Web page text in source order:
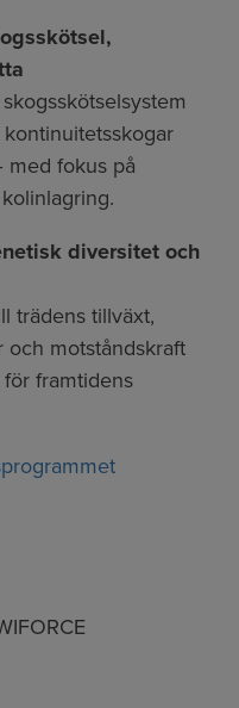
med fokus på
diversitet och
trädens tillväxt,
motståndskraft
framtidens